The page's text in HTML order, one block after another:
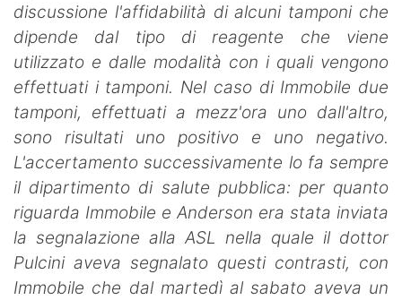
discussione l'affidabilità di alcuni tamponi che
dipende dal tipo di reagente che viene
utilizzato e dalle modalità con i quali vengono
effettuati i tamponi. Nel caso di Immobile due
tamponi, effettuati a mezz'ora uno dall'altro,
sono risultati uno positivo e uno negativo.
L'accertamento successivamente lo fa sempre
il dipartimento di salute pubblica: per quanto
riguarda Immobile e Anderson era stata inviata
la segnalazione alla ASL nella quale il dottor
Pulcini aveva segnalato questi contrasti, con
Immobile che dal martedì al sabato aveva un